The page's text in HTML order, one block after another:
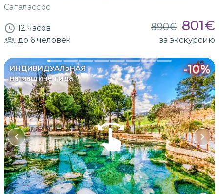
Сагалассос
12 часов 890€ 801€
до 6 человек за экскурсию
ИНДИВИДУАЛЬНАЯ
на машине гида
-10%